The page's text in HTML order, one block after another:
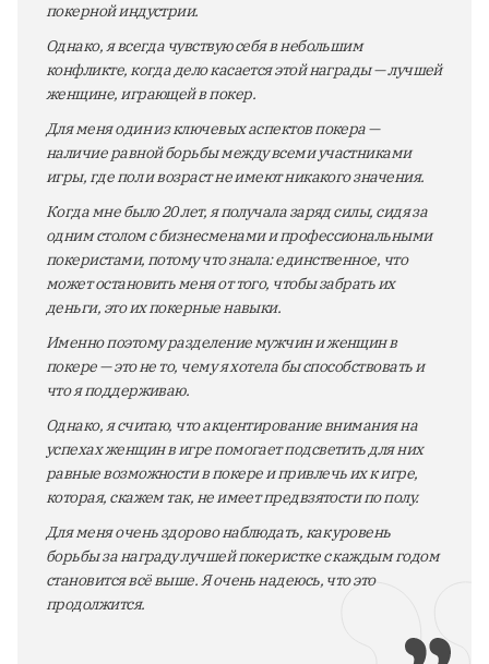
покерной индустрии.
Однако, я всегда чувствую себя в небольшим
конфликте, когда дело касается этой награды — лучшей
женщине, играющей в покер.
Для меня один из ключевых аспектов покера —
наличие равной борьбы между всеми участниками
игры, где пол и возраст не имеют никакого значения.
Когда мне было 20 лет, я получала заряд силы, сидя за
одним столом с бизнесменами и профессиональными
покеристами, потому что знала: единственное, что
может остановить меня от того, чтобы забрать их
деньги, это их покерные навыки.
Именно поэтому разделение мужчин и женщин в
покере — это не то, чему я хотела бы способствовать и
что я поддерживаю.
Однако, я считаю, что акцентирование внимания на
успехах женщин в игре помогает подсветить для них
равные возможности в покере и привлечь их к игре,
которая, скажем так, не имеет предвзятости по полу.
Для меня очень здорово наблюдать, как уровень
борьбы за награду лучшей покеристке с каждым годом
становится всё выше. Я очень надеюсь, что это
продолжится.